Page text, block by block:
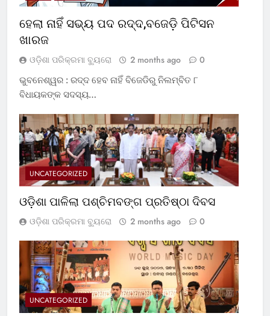
ହେଲା ନାହିଁ ସଭ୍ୟ ପଦ ରଦ୍ଦ,ବଜେଡ଼ି ପିଟିସନ
ଖାରଜ
ଓଡ଼ିଶା ପରିକ୍ରମା ବ୍ୟୁରୋ 2 months ago 0
ଭୁବନେଶ୍ୱର : ରଦ୍ଦ ହେବ ନାହିଁ ବିଜେଡିରୁ ନିଲମ୍ବିତ ୮
ବିଧାୟକଙ୍କ ସଦସ୍ୟ…
UNCATEGORIZED
ଓଡ଼ିଶା ପାଳିଲା ପଶ୍ଚିମବଙ୍ଗ ପ୍ରତିଷ୍ଠା ଦିବସ
ଓଡ଼ିଶା ପରିକ୍ରମା ବ୍ୟୁରୋ 2 months ago 0
UNCATEGORIZED